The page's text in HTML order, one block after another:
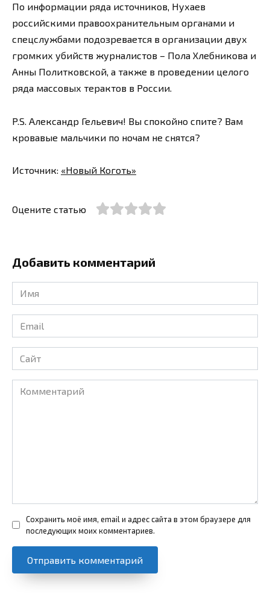
По информации ряда источников, Нухаев
российскими правоохранительным органами и
спецслужбами подозревается в организации двух
громких убийств журналистов – Пола Хлебникова и
Анны Политковской, а также в проведении целого
ряда массовых терактов в России.
P.S. Александр Гельевич! Вы спокойно спите? Вам
кровавые мальчики по ночам не снятся?
Источник: «Новый Коготь»
Оцените статью
Добавить комментарий
Имя
*
Email
*
Сайт
Комментарий
Сохранить моё имя, email и адрес сайта в этом браузере для
последующих моих комментариев.